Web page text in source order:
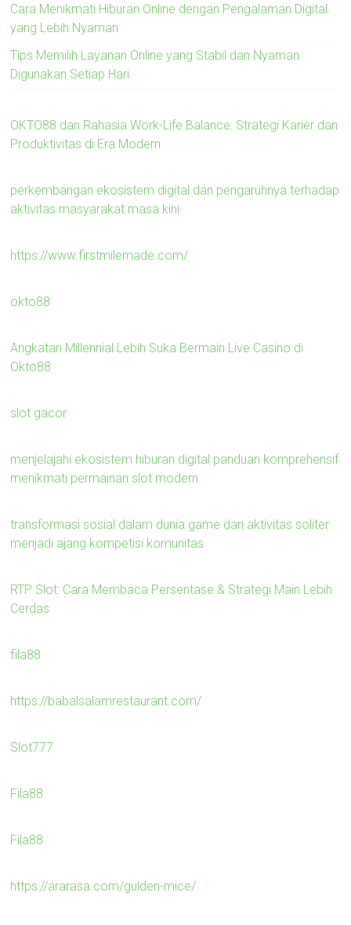
Cara Menikmati Hiburan Online dengan Pengalaman Digital
yang Lebih Nyaman
Tips Memilih Layanan Online yang Stabil dan Nyaman
Digunakan Setiap Hari
OKTO88 dan Rahasia Work-Life Balance: Strategi Karier dan
Produktivitas di Era Modern
perkembangan ekosistem digital dan pengaruhnya terhadap
aktivitas masyarakat masa kini
https://www.firstmilemade.com/
okto88
Angkatan Millennial Lebih Suka Bermain Live Casino di
Okto88
slot gacor
menjelajahi ekosistem hiburan digital panduan komprehensif
menikmati permainan slot modern
transformasi sosial dalam dunia game dari aktivitas soliter
menjadi ajang kompetisi komunitas
RTP Slot: Cara Membaca Persentase & Strategi Main Lebih
Cerdas
fila88
https://babalsalamrestaurant.com/
Slot777
Fila88
Fila88
https://ararasa.com/gulden-mice/